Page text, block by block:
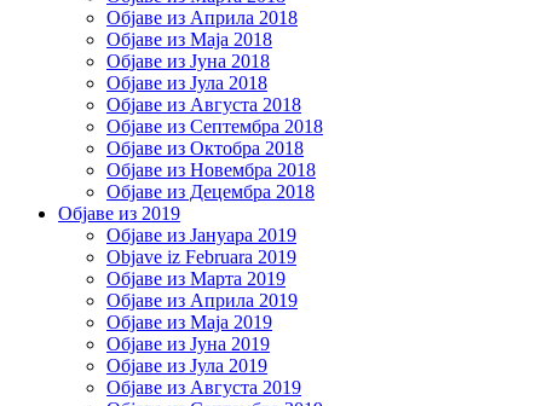
Објаве из Априла 2018
Објаве из Маја 2018
Објаве из Јуна 2018
Објаве из Јула 2018
Објаве из Августа 2018
Објаве из Септембра 2018
Објаве из Октобра 2018
Објаве из Новембра 2018
Објаве из Децембра 2018
Објаве из 2019
Објаве из Јануара 2019
Objave iz Februara 2019
Објаве из Марта 2019
Објаве из Априла 2019
Објаве из Маја 2019
Објаве из Јуна 2019
Објаве из Јула 2019
Објаве из Августа 2019